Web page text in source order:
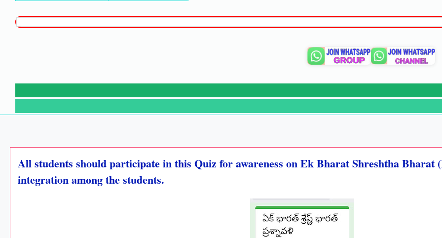
All students should participate in this Quiz for awareness on Ek Bharat Shreshtha Bharat
integration among the students.